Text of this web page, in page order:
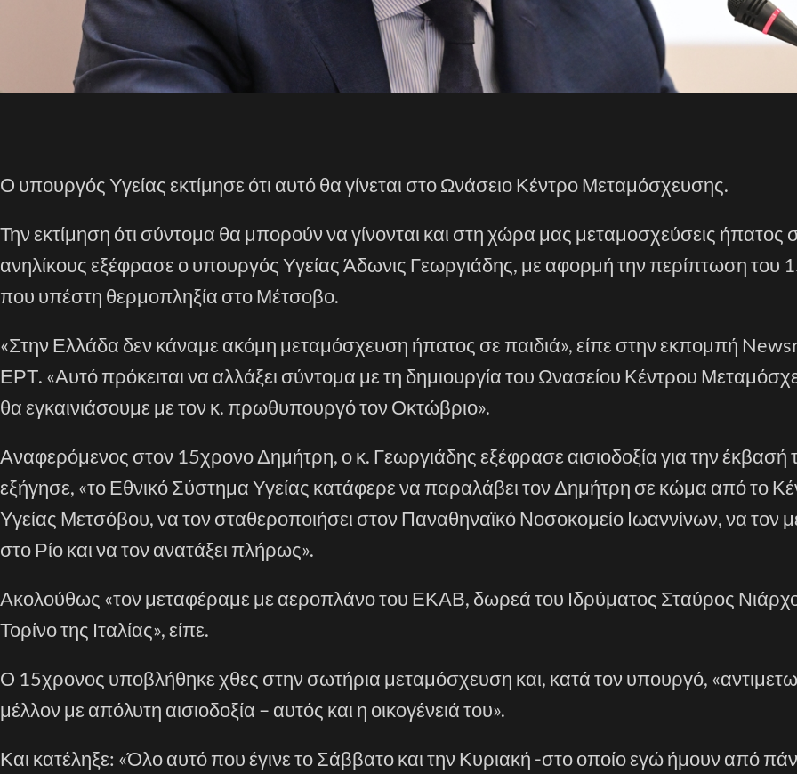
Ο υπουργός Υγείας εκτίμησε ότι αυτό θα γίνεται στο Ωνάσειο Κέντρο Μεταμόσχευσης.
Την εκτίμηση ότι σύντομα θα μπορούν να γίνονται και στη χώρα μας μεταμοσχεύσεις ήπατος
ανηλίκους εξέφρασε ο υπουργός Υγείας Άδωνις Γεωργιάδης, με αφορμή την περίπτωση του
που υπέστη θερμοπληξία στο Μέτσοβο.
«Στην Ελλάδα δεν κάναμε ακόμη μεταμόσχευση ήπατος σε παιδιά», είπε στην εκπομπή
ΕΡΤ. «Αυτό πρόκειται να αλλάξει σύντομα με τη δημιουργία του Ωνασείου Κέντρου
θα εγκαινιάσουμε με τον κ. πρωθυπουργό τον Οκτώβριο».
Αναφερόμενος στον 15χρονο Δημήτρη, ο κ. Γεωργιάδης εξέφρασε αισιοδοξία για την
εξήγησε, «το Εθνικό Σύστημα Υγείας κατάφερε να παραλάβει τον Δημήτρη σε κώμα από το
Υγείας Μετσόβου, να τον σταθεροποιήσει στον Παναθηναϊκό Νοσοκομείο Ιωαννίνων, να τον
στο Ρίο και να τον ανατάξει πλήρως».
Ακολούθως «τον μεταφέραμε με αεροπλάνο του ΕΚΑΒ, δωρεά του Ιδρύματος Σταύρος
Τορίνο της Ιταλίας», είπε.
Ο 15χρονος υποβλήθηκε χθες στην σωτήρια μεταμόσχευση και, κατά τον υπουργό,
μέλλον με απόλυτη αισιοδοξία – αυτός και η οικογένειά του».
Και κατέληξε: «Όλο αυτό που έγινε το Σάββατο και την Κυριακή -στο οποίο εγώ ήμουν από